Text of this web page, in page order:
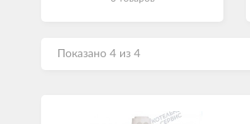
Показано 4 из 4